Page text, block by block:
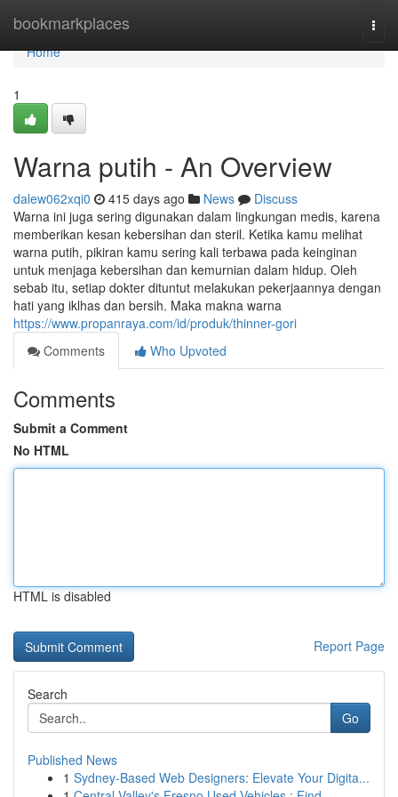
bookmarkplaces
Home
Home
1
Warna putih - An Overview
dalew062xqi0 415 days ago News
Discuss
Warna ini juga sering digunakan dalam lingkungan medis, karena
memberikan kesan kebersihan dan steril. Ketika kamu melihat
warna putih, pikiran kamu sering kali terbawa pada keinginan
untuk menjaga kebersihan dan kemurnian dalam hidup. Oleh
sebab itu, setiap dokter dituntut melakukan pekerjaannya dengan
hati yang iklhas dan bersih. Maka makna warna
https://www.propanraya.com/id/produk/thinner-gori
Comments
Who Upvoted
Comments
Submit a Comment
No HTML
HTML is disabled
Report Page
Search
Go
Published News
1 Sydney-Based Web Designers: Elevate Your Digita...